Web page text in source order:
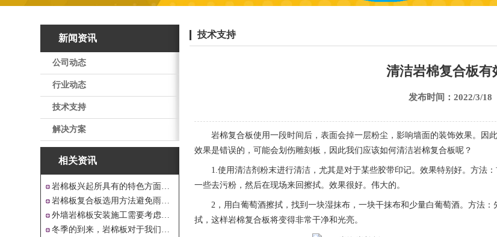
新闻资讯
公司动态
行业动态
技术支持
解决方案
相关资讯
岩棉板兴起所具有的特色方面有哪些
岩棉板复合板选用方法避免雨水腐蚀和酷
外墙岩棉板安装施工需要考虑到这些方面
冬季的到来，岩棉板对于我们来说是越来
技术支持
清洁岩棉复合板有
发布时间：2022/3/18
岩棉复合板使用一段时间后，表面会掉一层粉尘，影响墙面的装饰效果。
效果是错误的，可能会划伤雕刻板，因此我们应该如何清洁岩棉复合板呢？
1.使用清洁剂粉末进行清洁，尤其是对于某些胶带印记。效果特别好。方法
一些去污粉，然后在现场来回擦拭。效果很好。伟大的。
2，用白葡萄酒擦拭，找到一块湿抹布，一块干抹布和少量白葡萄酒。方法
拭，这样岩棉复合板将变得非常干净和光亮。